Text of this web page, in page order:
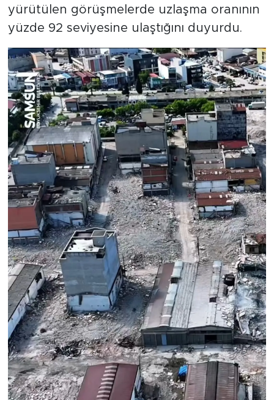
yürütülen görüşmelerde uzlaşma oranının
yüzde 92 seviyesine ulaştığını duyurdu.